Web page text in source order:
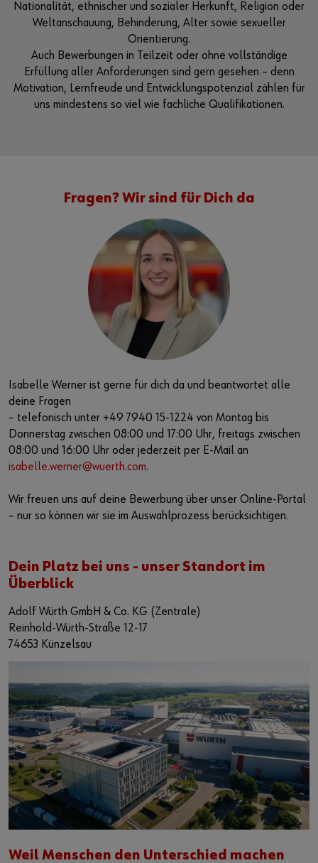
Nationalität, ethnischer und sozialer Herkunft, Religion oder
Weltanschauung, Behinderung, Alter sowie sexueller
Orientierung.
Auch Bewerbungen in Teilzeit oder ohne vollständige
Erfüllung aller Anforderungen sind gern gesehen – denn
Motivation, Lernfreude und Entwicklungspotenzial zählen für
uns mindestens so viel wie fachliche Qualifikationen.
Fragen? Wir sind für Dich da
Isabelle Werner ist gerne für dich da und beantwortet alle
deine Fragen
– telefonisch unter +49 7940 15-1224 von Montag bis
Donnerstag zwischen 08:00 und 17:00 Uhr, freitags zwischen
08:00 und 16:00 Uhr oder jederzeit per E-Mail an
isabelle.werner@wuerth.com.
Wir freuen uns auf deine Bewerbung über unser Online-Portal
– nur so können wir sie im Auswahlprozess berücksichtigen.
Dein Platz bei uns - unser Standort im
Überblick
Adolf Würth GmbH & Co. KG (Zentrale)
Reinhold-Würth-Straße 12-17
74653 Künzelsau
Weil Menschen den Unterschied machen